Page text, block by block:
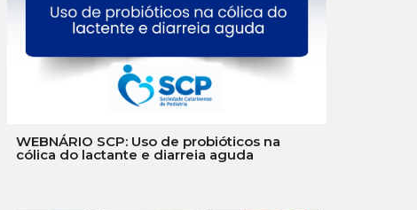
WEBNÁRIO SCP: Uso de probióticos na
cólica do lactante e diarreia aguda